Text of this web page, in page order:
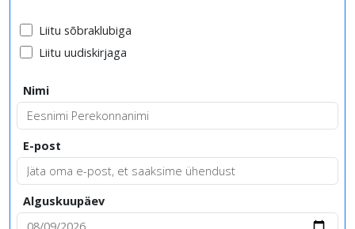
Liitu sõbraklubiga
Liitu uudiskirjaga
Nimi
E-post
Alguskuupäev